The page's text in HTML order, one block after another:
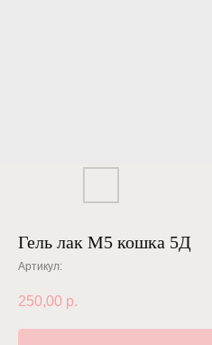
Гель лак М5 кошка 5Д
Артикул:
250,00 р.